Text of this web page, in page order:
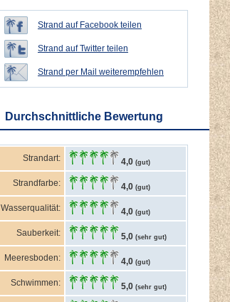
Strand auf Facebook teilen
Strand auf Twitter teilen
Strand per Mail weiterempfehlen
Durchschnittliche Bewertung
Strandart: 4,0 (gut)
Strandfarbe: 4,0 (gut)
Wasserqualität: 4,0 (gut)
Sauberkeit: 5,0 (sehr gut)
Meeresboden: 4,0 (gut)
Schwimmen: 5,0 (sehr gut)